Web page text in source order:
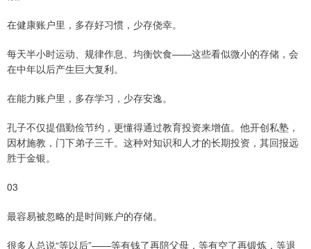
在健康账户里，多存好习惯，少存侥幸。
每天半小时运动、规律作息、均衡饮食——这些看似微小的存储，会
在中年以后产生巨大复利。
在能力账户里，多存学习，少存安逸。
孔子不仅提倡勤俭节约，更懂得通过教育投资来增值。他开创私塾，
因材施教，门下弟子三千。这种对知识和人才的长期投资，其回报远
胜于金银。
03
最容易被忽略的是时间账户的存储。
很多人总说“等以后”——等有钱了再陪父母，等有空了再锻炼，等退